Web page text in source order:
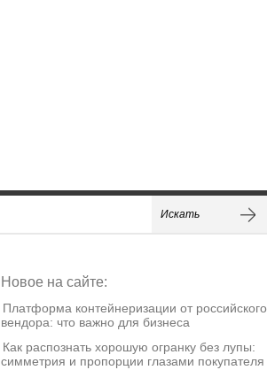
Новое на сайте:
Платформа контейнеризации от российского
вендора: что важно для бизнеса
Как распознать хорошую огранку без лупы:
симметрия и пропорции глазами покупателя